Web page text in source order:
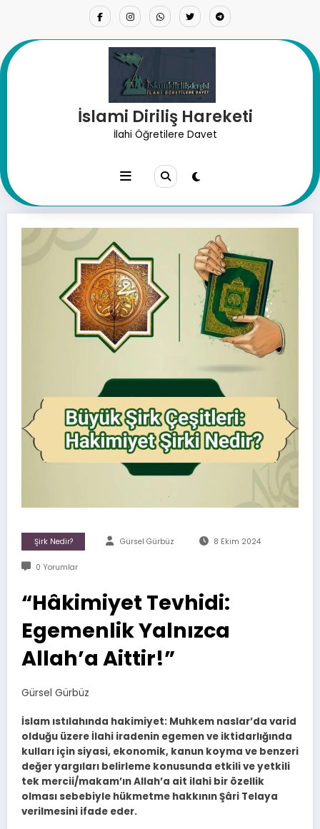
İslami Diriliş Hareketi
İlahi Öğretilere Davet
“Hâkimiyet Tevhidi: Egemenlik
Şirk Nedir? Gürsel Gürbüz 8 Ekim 2024
0 Yorumlar
“Hâkimiyet Tevhidi:
Egemenlik Yalnızca
Allah’a Aittir!”
Gürsel Gürbüz
İslam ıstılahında hakimiyet: Muhkem naslar’da varid
olduğu üzere İlahi iradenin egemen ve iktidarlığında
kulları için siyasi, ekonomik, kanun koyma ve benzeri
değer yargıları belirleme konusunda etkili ve yetkili
tek mercii/makam’ın Allah’a ait ilahi bir özellik
olması sebebiyle hükmetme hakkının Şâri Telaya
verilmesini ifade eder.